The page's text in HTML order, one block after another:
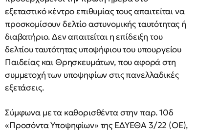
εξεταστικό κέντρο επιθυμίας τους απαιτείται να
προσκομίσουν δελτίο αστυνομικής ταυτότητας ή
διαβατήριο. Δεν απαιτείται η επίδειξη του
δελτίου ταυτότητας υποψήφιου του υπουργείου
Παιδείας και Θρησκευμάτων, που αφορά στη
συμμετοχή των υποψηφίων στις πανελλαδικές
εξετάσεις.
Σύμφωνα με τα καθορισθέντα στην παρ. 10δ
«Προσόντα Υποψηφίων» της ΕΔΥΕΘΑ 3/22 (ΟΕ),